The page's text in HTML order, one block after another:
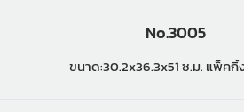
No.3005
ขนาด